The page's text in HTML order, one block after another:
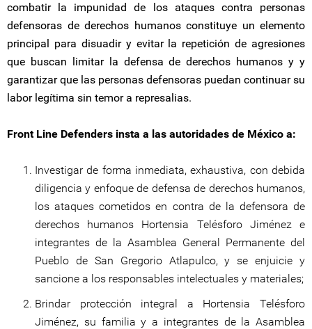
combatir la impunidad de los ataques contra personas
defensoras de derechos humanos constituye un elemento
principal para disuadir y evitar la repetición de agresiones
que buscan limitar la defensa de derechos humanos y y
garantizar que las personas defensoras puedan continuar su
labor legítima sin temor a represalias.
Front Line Defenders insta a las autoridades de México a:
Investigar de forma inmediata, exhaustiva, con debida
diligencia y enfoque de defensa de derechos humanos,
los ataques cometidos en contra de la defensora de
derechos humanos Hortensia Telésforo Jiménez e
integrantes de la Asamblea General Permanente del
Pueblo de San Gregorio Atlapulco, y se enjuicie y
sancione a los responsables intelectuales y materiales;
Brindar protección integral a Hortensia Telésforo
Jiménez, su familia y a integrantes de la Asamblea